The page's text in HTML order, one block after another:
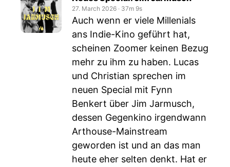
27. March 2026 ‧ 37m 9s
Auch wenn er viele Millenials
ans Indie-Kino geführt hat,
scheinen Zoomer keinen Bezug
mehr zu ihm zu haben. Lucas
und Christian sprechen im
neuen Special mit Fynn
Benkert über Jim Jarmusch,
dessen Gegenkino irgendwann
Arthouse-Mainstream
geworden ist und an das man
heute eher selten denkt. Hat er